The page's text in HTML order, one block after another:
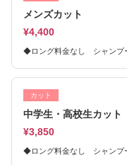
メンズカット
¥4,400
◆ロング料金なし シャンプ
カット
中学生・高校生カット
¥3,850
◆ロング料金なし シャンプ